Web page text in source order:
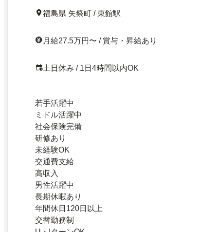
福島県 矢祭町 / 東館駅
月給27.5万円〜 / 賞与・昇給あり
土日休み / 1日4時間以内OK
若手活躍中
ミドル活躍中
社会保険完備
研修あり
未経験OK
交通費支給
高収入
男性活躍中
長期休暇あり
年間休日120日以上
交替勤務制